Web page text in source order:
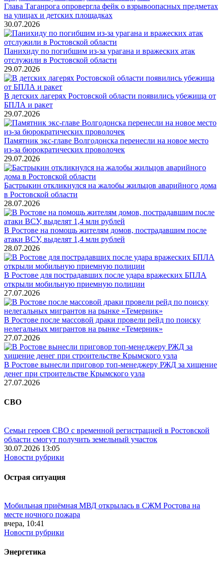
Глава Таганрога опровергла фейк о взрывоопасных предметах
на улицах и детских площадках
30.07.2026
Панихиду по погибшим из-за урагана и вражеских атак
отслужили в Ростовской области
29.07.2026
В детских лагерях Ростовской области появились убежища от
БПЛА и ракет
29.07.2026
Памятник экс-главе Волгодонска перенесли на новое место
из-за бюрократических проволочек
29.07.2026
Бастрыкин откликнулся на жалобы жильцов аварийного дома
в Ростовской области
28.07.2026
В Ростове на помощь жителям домов, пострадавшим после
атаки ВСУ, выделят 1,4 млн рублей
28.07.2026
В Ростове для пострадавших после удара вражеских БПЛА
открыли мобильную приемную полиции
27.07.2026
В Ростове после массовой драки провели рейд по поиску
нелегальных мигрантов на рынке «Темерник»
27.07.2026
В Ростове вынесли приговор топ-менеджеру РЖД за хищение
денег при строительстве Крымского узла
27.07.2026
СВО
Семьи героев СВО с временной регистрацией в Ростовской
области смогут получить земельный участок
30.07.2026 13:05
Новости рубрики
Острая ситуация
Мобильная приёмная МВД открылась в СЖМ Ростова на
месте ночного пожара
вчера, 10:41
Новости рубрики
Энергетика